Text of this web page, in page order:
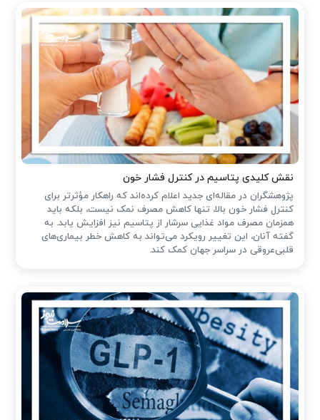
نقش کلیدی پتاسیم در کنترل فشار خون
پژوهشگران در مقاله‌ای جدید اعلام کرده‌اند که راهکار مؤثرتر برای
کنترل فشار خون بالا، تنها کاهش مصرف نمک نیست، بلکه باید
همزمان مصرف مواد غذایی سرشار از پتاسیم نیز افزایش یابد. به
گفته آنان، این تغییر رویکرد می‌تواند به کاهش خطر بیماری‌های
قلبی‌عروقی در سراسر جهان کمک کند.